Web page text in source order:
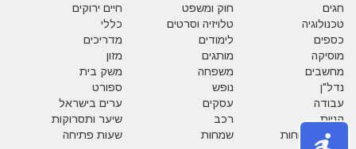
חגים
חוק ומשפט
חיים ירוקים
טכנולוגיה
טלויזיה וסרטים
כללי
כספים
לימודים
מדריכים
מוסיקה
מותגים
מזון
מחשבים
משפחה
משק בית
נדל"ן
נופש
ספורט
עבודה
עסקים
ערים בישראל
קניות
רכב
שיער ותסרוקות
שירות לקוחות
שמחות
שעות פתיחה